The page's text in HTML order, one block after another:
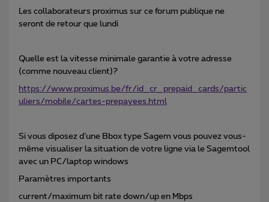
Les collaborateurs proximus sur ce forum publique ne
seront de retour que lundi
Quelle est la vitesse minimale garantie à votre adresse
(comme nouveau client)?
https://www.proximus.be/fr/id_cr_prepaid_cards/partic
uliers/mobile/cartes-prepayees.html
Si vous diposez d’une Bbox type Sagem vous pouvez vous-
même visualiser la situation de votre ligne via le Sagemtool
avec un PC/laptop windows
Paramètres importants
current/maximum bit rate down/up en Mbps